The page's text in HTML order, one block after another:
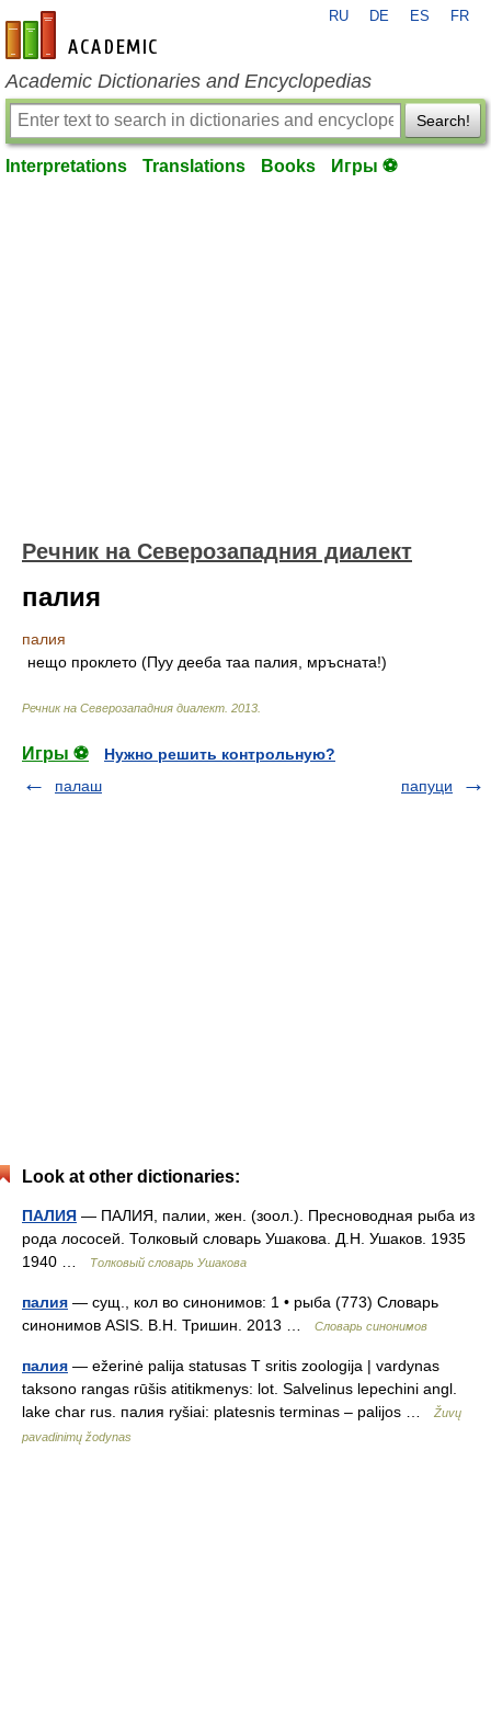
en-academic.com
RU DE ES FR
Academic Dictionaries and Encyclopedias
Search!
Interpretations Translations Books Игры ⚽
Речник на Северозападния диалект
палия
палия
нещо проклето (Пуу дееба таа палия, мръсната!)
Речник на Северозападния диалект 2013
Игры ⚽
Нужно решить контрольную?
палаш
папуци
Look at other dictionaries:
ПАЛИЯ — ПАЛИЯ, палии, жен. (зоол.). Пресноводная рыба из
рода лососей. Толковый словарь Ушакова. Д.Н. Ушаков. 1935
1940 …
Толковый словарь Ушакова
палия — сущ., кол во синонимов: 1 • рыба (773) Словарь
синонимов ASIS. В.Н. Тришин. 2013 …
Словарь синонимов
палия — ežerinė palija statusas T sritis zoologija | vardynas
taksono rangas rūšis atitikmenys: lot. Salvelinus lepechini angl.
lake char rus. палия ryšiai: platesnis terminas – palijos …
Žuvų
pavadinimų žodynas